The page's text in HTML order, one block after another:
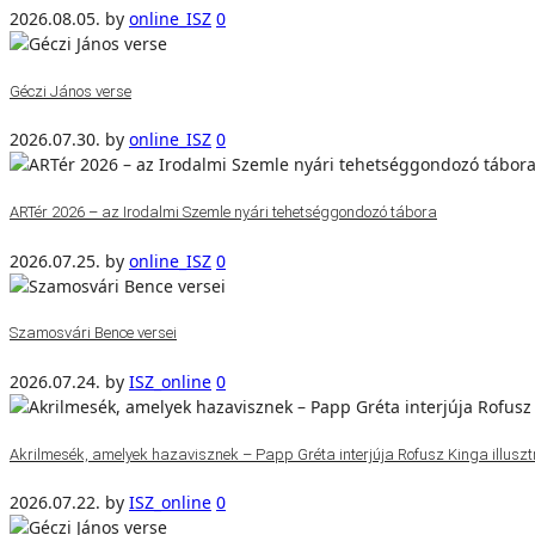
2026.08.05. by online_ISZ 0
Géczi János verse
2026.07.30. by online_ISZ 0
ARTér 2026 – az Irodalmi Szemle nyári tehetséggondozó tábora
2026.07.25. by online_ISZ 0
Szamosvári Bence versei
2026.07.24. by ISZ_online 0
Akrilmesék, amelyek hazavisznek – Papp Gréta interjúja Rofusz Kinga
2026.07.22. by ISZ_online 0